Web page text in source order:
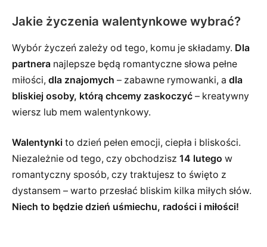
Jakie życzenia walentynkowe wybrać?
Wybór życzeń zależy od tego, komu je składamy. Dla
partnera najlepsze będą romantyczne słowa pełne
miłości, dla znajomych – zabawne rymowanki, a dla
bliskiej osoby, którą chcemy zaskoczyć – kreatywny
wiersz lub mem walentynkowy.
Walentynki to dzień pełen emocji, ciepła i bliskości.
Niezależnie od tego, czy obchodzisz 14 lutego w
romantyczny sposób, czy traktujesz to święto z
dystansem – warto przesłać bliskim kilka miłych słów.
Niech to będzie dzień uśmiechu, radości i miłości!